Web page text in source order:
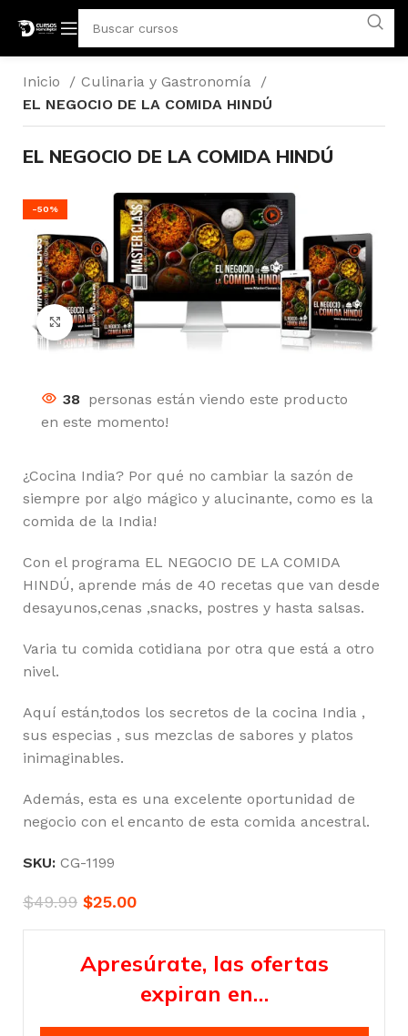
Inicio
Culinaria y Gastronomía
EL NEGOCIO DE LA COMIDA HINDÚ
EL NEGOCIO DE LA COMIDA HINDÚ
-50%
Click para agrandar
38 personas están viendo este producto
en este momento!
¿Cocina India? Por qué no cambiar la sazón de
siempre por algo mágico y alucinante, como es la
comida de la India!
Con el programa EL NEGOCIO DE LA COMIDA
HINDÚ, aprende más de 40 recetas que van desde
desayunos,cenas ,snacks, postres y hasta salsas.
Varia tu comida cotidiana por otra que está a otro
nivel.
Aquí están,todos los secretos de la cocina India ,
sus especias , sus mezclas de sabores y platos
inimaginables.
Además, esta es una excelente oportunidad de
negocio con el encanto de esta comida ancestral.
SKU: CG-1199
$49.99 $25.00
Apresúrate, las ofertas
expiran en…